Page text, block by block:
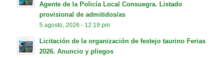
Agente de la Policía Local Consuegra. Listado
provisional de admitidos/as
5 agosto, 2026 - 12:19 pm
Licitación de la organización de festejo taurino Ferias
2026. Anuncio y pliegos